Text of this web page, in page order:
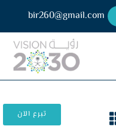
bir260@gmail.com
تبرع الآن